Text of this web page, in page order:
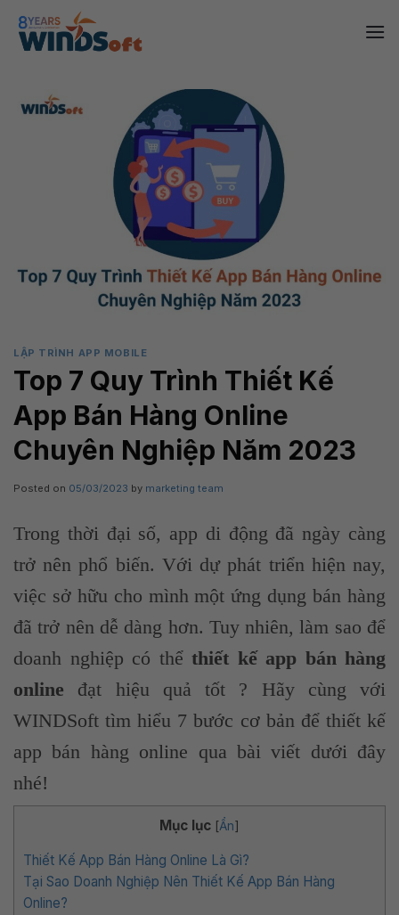
content
LẬP TRÌNH APP MOBILE
Top 7 Quy Trình Thiết Kế
App Bán Hàng Online
Chuyên Nghiệp Năm 2023
Posted on 05/03/2023 by marketing team
Trong thời đại số, app di động đã ngày càng
trở nên phổ biến. Với dự phát triển hiện nay,
việc sở hữu cho mình một ứng dụng bán hàng
đã trở nên dễ dàng hơn. Tuy nhiên, làm sao để
doanh nghiệp có thể thiết kế app bán hàng
online đạt hiệu quả tốt ? Hãy cùng với
WINDSoft tìm hiểu 7 bước cơ bản để thiết kế
app bán hàng online qua bài viết dưới đây
nhé!
Mục lục [Ẩn]
Thiết Kế App Bán Hàng Online Là Gì?
Tại Sao Doanh Nghiệp Nên Thiết Kế App Bán Hàng
Online?